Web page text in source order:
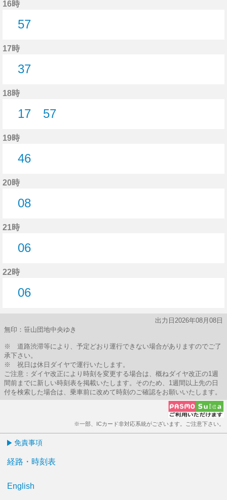
16時
57
17時
37
18時
17
57
19時
46
20時
08
21時
06
22時
06
出力日2026年08月08日
無印：笹山団地中央ゆき
※ 道路渋滞等により、予定どおり運行できない場合がありますのでご了
承下さい。
※ 祝日は休日ダイヤで運行いたします。
ご注意：ダイヤ改正により時刻を変更する場合は、概ねダイヤ改正の1週
間前までに新しい時刻表を掲載いたします。そのため、1週間以上先の日
付を検索した場合は、乗車前に改めて時刻のご確認をお願いいたします。
※一部、ICカード非対応系統がございます。ご注意下さい。
免責事項
経路・時刻表
English